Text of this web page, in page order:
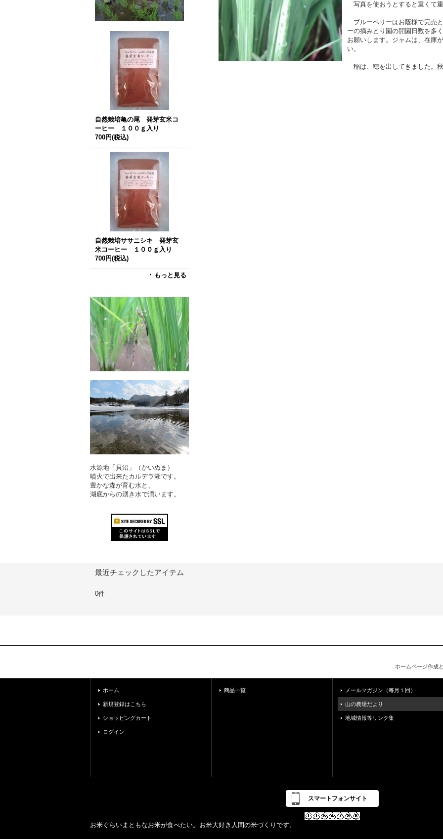
自然栽培亀の尾 発芽玄米コ
ーヒー １００ｇ入り
700円(税込)
自然栽培ササニシキ 発芽玄
米コーヒー １００ｇ入り
700円(税込)
もっと見る
水源地「貝沼」（かいぬま）
噴火で出来たカルデラ湖です。
豊かな森が育む水と、
湖底からの湧き水で潤います。
写真を使おうとすると重くて重
ブルーベリーはお蔭様で完売
ーの摘みとり園の開園日数を多
お願いします。ジャムは、在庫
い。
稲は、穂を出してきました。秋
最近チェックしたアイテム
0件
ホームページ作成
ホーム
新規登録はこちら
ショッピングカート
ログイン
商品一覧 メールマガジン（毎月１回）
山の農場だより
地域情報等リンク集
スマートフォンサイト
お米ぐらいまともなお米が食べたい。お米大好き人間の米づくりです。